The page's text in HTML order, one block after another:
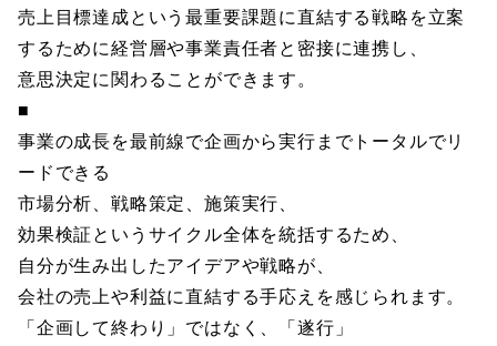
売上目標達成という最重要課題に直結する戦略を立案
するために経営層や事業責任者と密接に連携し、
意思決定に関わることができます。
■
事業の成長を最前線で企画から実行までトータルでリ
ードできる
市場分析、戦略策定、施策実行、
効果検証というサイクル全体を統括するため、
自分が生み出したアイデアや戦略が、
会社の売上や利益に直結する手応えを感じられます。
「企画して終わり」ではなく、「遂行」